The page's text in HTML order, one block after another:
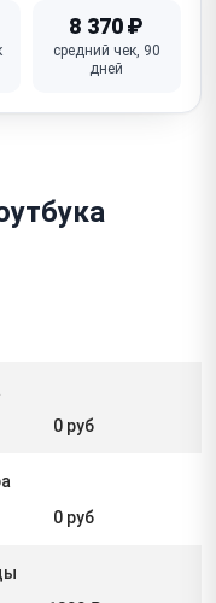
8 370 ₽
средний чек, 90
дней
0 руб
0 руб